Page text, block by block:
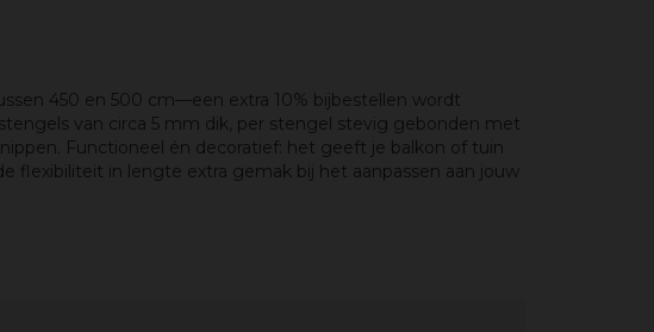
450 en 500 cm—een extra 10% bijbestellen wordt
van circa 5 mm dik, per stengel stevig gebonden met
Functioneel én decoratief: het geeft je balkon of tuin
flexibiliteit in lengte extra gemak bij het aanpassen aan jouw